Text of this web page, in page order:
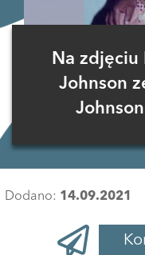
Na zdjęciu
Johnson
Dodano: 14.09.2021